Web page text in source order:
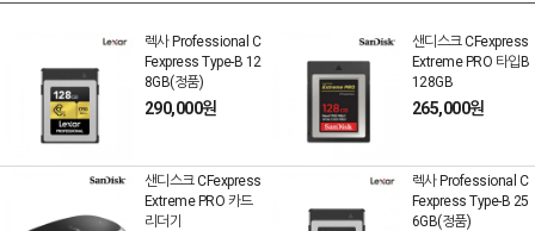
렉사 Professional C
Fexpress Type-B 12
8GB(정품)
290,000원
샌디스크 CFexpress
Extreme PRO 타입B
128GB
265,000원
샌디스크 CFexpress
Extreme PRO 카드
리더기
렉사 Professional C
Fexpress Type-B 25
6GB(정품)